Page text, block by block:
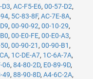
D3, AC-F5-E6, 00-57-D2,
94, 5C-83-8F, AC-7E-8A,
, 00-90-92, 00-10-29,
, 00-E0-FE, 00-E0-A3,
, 00-90-21 , 00-90-B1 ,
, 1C-DE-A7, 1C-6A-7A,
06, 84-80-2D, E0-89-9D,
49, 88-90-8D, A4-6C-2A,